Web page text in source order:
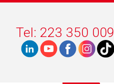
Tel: 223 350 009